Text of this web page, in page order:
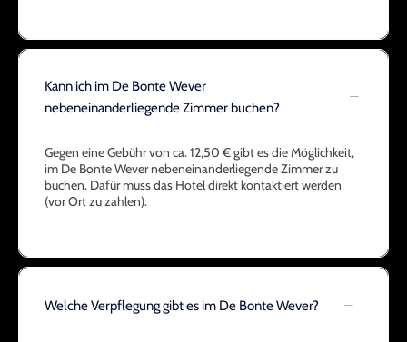
Kann ich im De Bonte Wever
nebeneinanderliegende Zimmer buchen?
Gegen eine Gebühr von ca. 12,50 € gibt es die Möglichkeit,
im De Bonte Wever nebeneinanderliegende Zimmer zu
buchen. Dafür muss das Hotel direkt kontaktiert werden
(vor Ort zu zahlen).
Welche Verpflegung gibt es im De Bonte Wever?